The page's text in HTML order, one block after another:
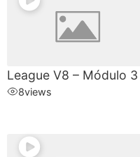
League V8 – Módulo 3
8views